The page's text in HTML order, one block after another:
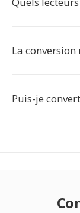
La
Puis-je